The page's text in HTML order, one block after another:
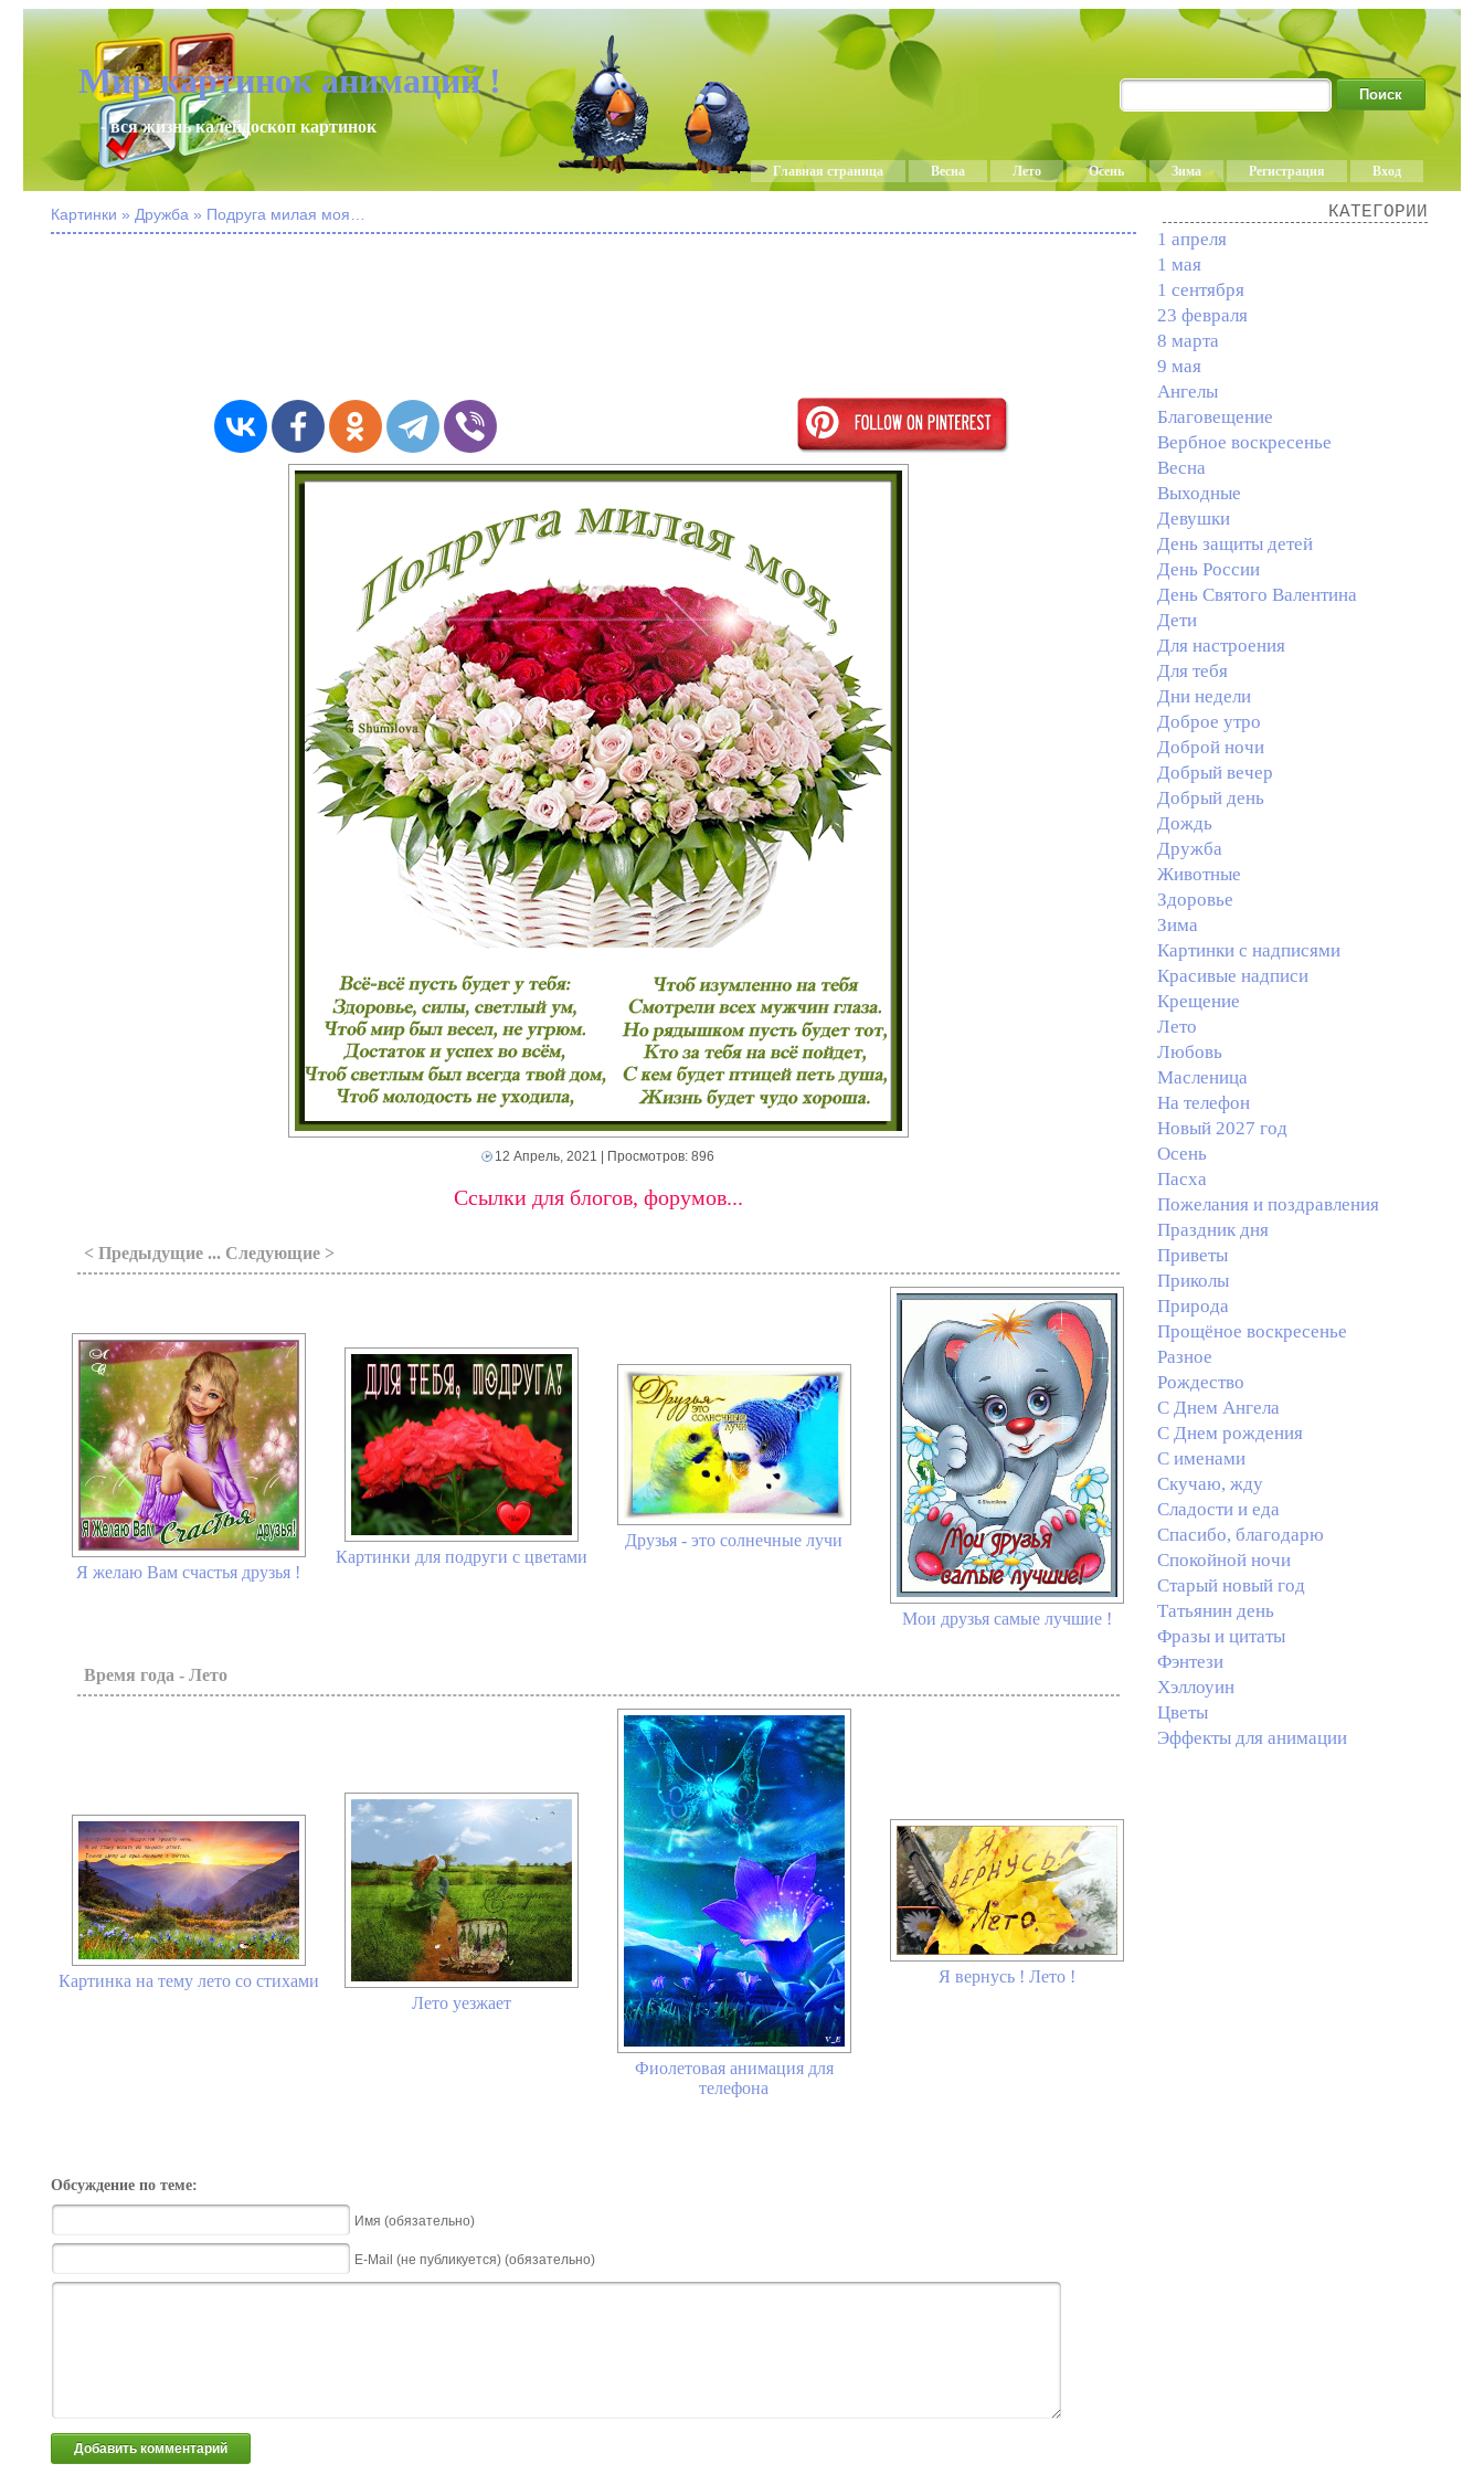
Мир картинок анимаций !
- вся жизнь калейдоскоп картинок
Главная страница Весна Лето Осень Зима Регистрация Вход
Картинки » Дружба » Подруга милая моя…
12 Апрель, 2021 | Просмотров: 896
Ссылки для блогов, форумов...
< Предыдущие ... Следующие >
Я желаю Вам счастья друзья !
Картинки для подруги с цветами
Друзья - это солнечные лучи
Мои друзья самые лучшие !
Время года - Лето
Картинка на тему лето со стихами
Лето уезжает
Фиолетовая анимация для
телефона
Я вернусь ! Лето !
Обсуждение по теме:
Имя (обязательно)
E-Mail (не публикуется) (обязательно)
КАТЕГОРИИ
1 апреля
1 мая
1 сентября
23 февраля
8 марта
9 мая
Ангелы
Благовещение
Вербное воскресенье
Весна
Выходные
Девушки
День защиты детей
День России
День Святого Валентина
Дети
Для настроения
Для тебя
Дни недели
Доброе утро
Доброй ночи
Добрый вечер
Добрый день
Дождь
Дружба
Животные
Здоровье
Зима
Картинки с надписями
Красивые надписи
Крещение
Лето
Любовь
Масленица
На телефон
Новый 2027 год
Осень
Пасха
Пожелания и поздравления
Праздник дня
Приветы
Приколы
Природа
Прощёное воскресенье
Разное
Рождество
С Днем Ангела
С Днем рождения
С именами
Скучаю, жду
Сладости и еда
Спасибо, благодарю
Спокойной ночи
Старый новый год
Татьянин день
Фразы и цитаты
Фэнтези
Хэллоуин
Цветы
Эффекты для анимации